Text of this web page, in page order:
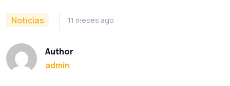
Notícias 11 meses ago
Author
admin